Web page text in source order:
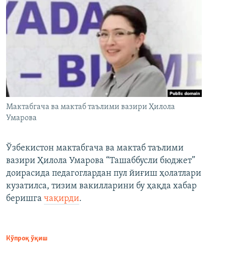
Мактабгача ва мактаб таълими вазири Ҳилола
Умарова
Ўзбекистон мактабгача ва мактаб таълими
вазири Ҳилола Умарова “Ташаббусли бюджет”
доирасида педагоглардан пул йиғиш ҳолатлари
кузатилса, тизим вакилларини бу ҳақда хабар
беришга чақирди.
Кўпроқ ўқиш